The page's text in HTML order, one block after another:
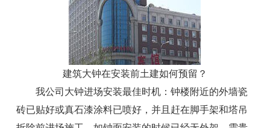
建筑大钟在安装前土建如何预留？
我公司大钟进场安装最佳时机：钟楼附近的外墙瓷
砖已贴好或真石漆涂料已喷好，并且赶在脚手架和塔吊